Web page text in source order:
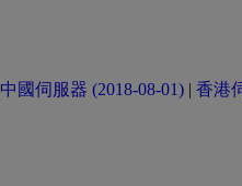
中國伺服器 (2018-08-01) | 香港